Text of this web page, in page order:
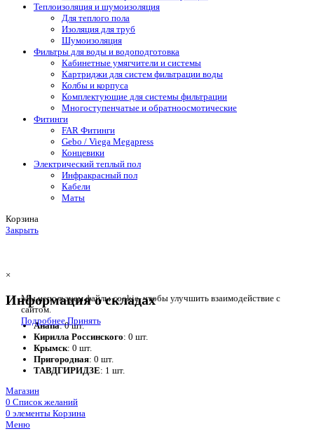
Теплоизоляция и шумоизоляция
Для теплого пола
Изоляция для труб
Шумоизоляция
Фильтры для воды и водоподготовка
Кабинетные умягчители и системы
Картриджи для систем фильтрации воды
Колбы и корпуса
Комплектующие для системы фильтрации
Многоступенчатые и обратноосмотические
Фитинги
FAR Фитинги
Gebo / Viega Megapress
Концевики
Электрический теплый пол
Инфракрасный пол
Кабели
Маты
Корзина
Закрыть
Мы используем файлы cookie, чтобы улучшить взаимодействие с
сайтом.
ПодробнееПринять
×
Информация о складах
Анапа: 0 шт.
Кирилла Россинского: 0 шт.
Крымск: 0 шт.
Пригородная: 0 шт.
ТАВДГИРИДЗЕ: 1 шт.
Магазин
0 Список желаний
0 элементы Корзина
Меню